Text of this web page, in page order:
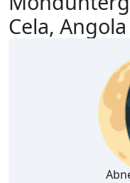
Cela, Angola